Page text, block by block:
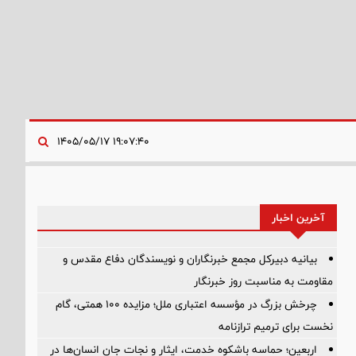
آخرین اخبار
بیانیه دبیرکل مجمع خبرنگاران و نویسندگان دفاع مقدس و
مقاومت به مناسبت روز خبرنگار
چرخش بزرگ در مؤسسه اعتباری ملل؛ مزایده ۱۰۰ همتی، گام
نخست برای ترمیم ترازنامه
اربعین؛ حماسه باشکوه خدمت، ایثار و نجات جان انسان‌ها در